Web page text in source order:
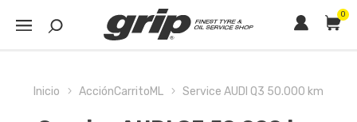
0
Inicio AcciónCarritoML Service AUDI Q3 50.000 km